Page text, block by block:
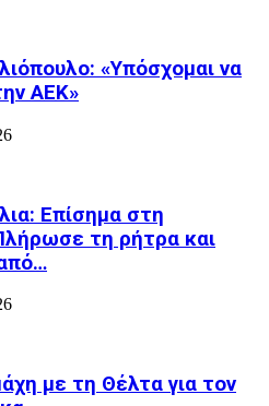
«Υπόσχομαι να
ΑΕΚ»
Επίσημα στη
τη ρήτρα και
με τη Θέλτα για τον